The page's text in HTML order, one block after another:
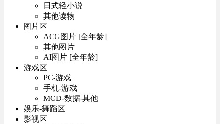
日式轻小说
其他读物
图片区
ACG图片 [全年龄]
其他图片
AI图片 [全年龄]
游戏区
PC-游戏
手机-游戏
MOD-数据-其他
娱乐-舞蹈区
影视区